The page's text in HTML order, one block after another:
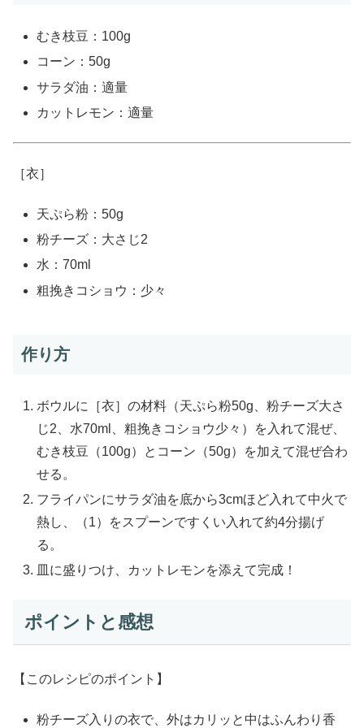
むき枝豆：100g
コーン：50g
サラダ油：適量
カットレモン：適量
［衣］
天ぷら粉：50g
粉チーズ：大さじ2
水：70ml
粗挽きコショウ：少々
作り方
ボウルに［衣］の材料（天ぷら粉50g、粉チーズ大さ
じ2、水70ml、粗挽きコショウ少々）を入れて混ぜ、
むき枝豆（100g）とコーン（50g）を加えて混ぜ合わ
せる。
フライパンにサラダ油を底から3cmほど入れて中火で
熱し、（1）をスプーンですくい入れて約4分揚げ
る。
皿に盛りつけ、カットレモンを添えて完成！
ポイントと感想
【このレシピのポイント】
粉チーズ入りの衣で、外はカリッと中はふんわり香